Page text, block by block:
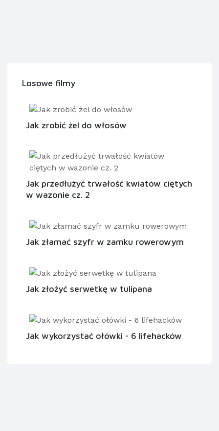
Losowe filmy
Jak zrobić żel do włosów
Jak przedłużyć trwałość kwiatów ciętych
w wazonie cz. 2
Jak złamać szyfr w zamku rowerowym
Jak złożyć serwetkę w tulipana
Jak wykorzystać ołówki - 6 lifehacków